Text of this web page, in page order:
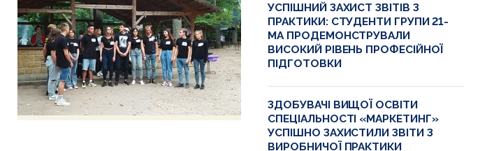
УСПІШНИЙ ЗАХИСТ ЗВІТІВ З
ПРАКТИКИ: СТУДЕНТИ ГРУПИ 21-
МА ПРОДЕМОНСТРУВАЛИ
ВИСОКИЙ РІВЕНЬ ПРОФЕСІЙНОЇ
ПІДГОТОВКИ
ЗДОБУВАЧІ ВИЩОЇ ОСВІТИ
СПЕЦІАЛЬНОСТІ «МАРКЕТИНГ»
УСПІШНО ЗАХИСТИЛИ ЗВІТИ З
ВИРОБНИЧОЇ ПРАКТИКИ